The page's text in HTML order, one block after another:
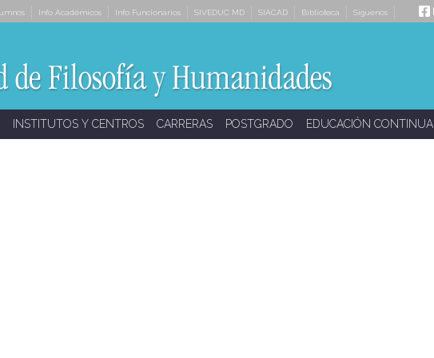
Info Académicos Info Funcionarios SIVEDUC MD SIACAD Biblioteca Síguenos
INSTITUTOS Y CENTROS CARRERAS POSTGRADO EDUCACIÓN CONTINUA